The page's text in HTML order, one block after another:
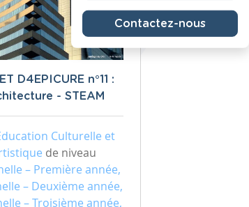
D4EPICURE n°11 :
- STEAM
Culturelle et
de niveau
– Première année,
– Deuxième année,
– Troisième année,
Contactez-nous